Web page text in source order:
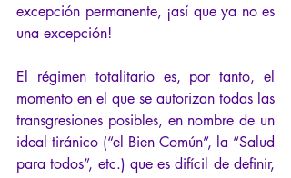
excepción permanente, ¡así que ya no es
una excepción!
El régimen totalitario es, por tanto, el
momento en el que se autorizan todas las
transgresiones posibles, en nombre de un
ideal tiránico (“el Bien Común”, la “Salud
para todos”, etc.) que es difícil de definir,